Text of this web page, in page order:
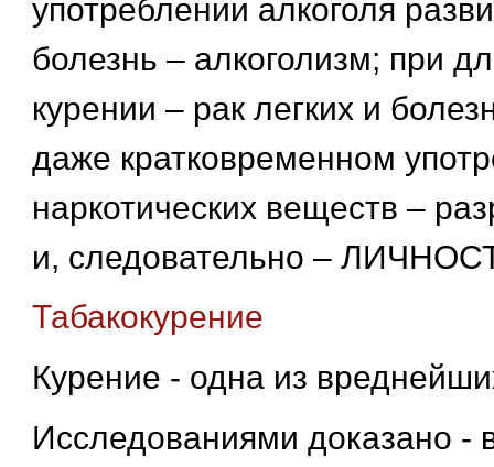
употреблении алкоголя
болезнь – алкоголизм; при
курении – рак легких и
даже кратковременном
наркотических веществ –
и, следовательно –
Табакокурение
Курение - одна из
Исследованиями доказано -